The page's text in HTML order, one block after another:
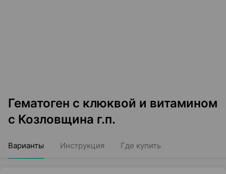
Гематоген с клюквой и витамином
с Козловщина г.п.
Варианты Инструкция Где купить